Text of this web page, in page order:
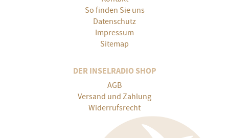
So finden Sie uns
Datenschutz
Impressum
Sitemap
DER INSELRADIO SHOP
AGB
Versand und Zahlung
Widerrufsrecht